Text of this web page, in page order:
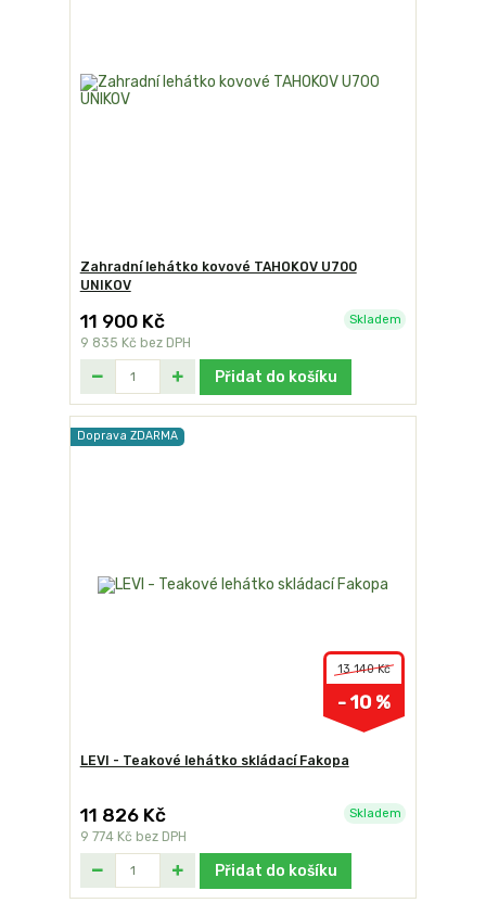
Zahradní lehátko kovové TAHOKOV U700
UNIKOV
11 900 Kč
9 835 Kč bez DPH
Skladem
Přidat do košíku
Doprava ZDARMA
13 140 Kč
- 10 %
LEVI - Teakové lehátko skládací Fakopa
11 826 Kč
9 774 Kč bez DPH
Skladem
Přidat do košíku